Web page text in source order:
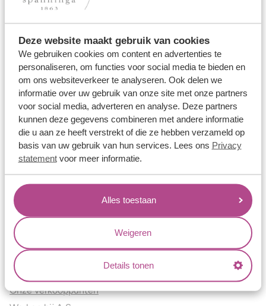
Deze website maakt gebruik van cookies
We gebruiken cookies om content en advertenties te
personaliseren, om functies voor social media te bieden en
om ons websiteverkeer te analyseren. Ook delen we
informatie over uw gebruik van onze site met onze partners
voor social media, adverteren en analyse. Deze partners
kunnen deze gegevens combineren met andere informatie
die u aan ze heeft verstrekt of die ze hebben verzameld op
basis van uw gebruik van hun services. Lees ons Privacy
statementvoor meer informatie.
Alles toestaan
Weigeren
Details tonen
Trouwringen
Memoireringen
Verlovingsringen
Vriendschapsringen
Over ons
Aller Spanninga
Historie
Certificaten
Blogs
Jouw voordelen
Conflictvrije Materialen
Oneindig veel mogelijkheden
Kwaliteit
Juweliers & Contact
Onze verkooppunten